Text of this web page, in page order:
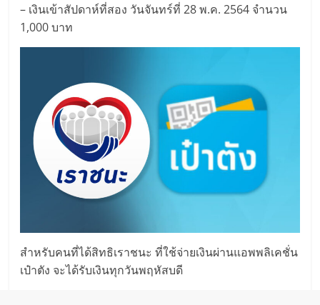
– เงินเข้าสัปดาห์ที่สอง วันจันทร์ที่ 28 พ.ค. 2564 จำนวน
1,000 บาท
สำหรับคนที่ได้สิทธิเราชนะ ที่ใช้จ่ายเงินผ่านแอพพลิเคชั่น
เป๋าตัง จะได้รับเงินทุกวันพฤหัสบดี